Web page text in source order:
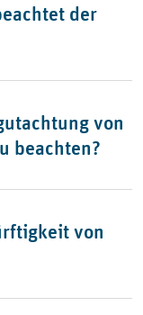
der
von
beachten?
von